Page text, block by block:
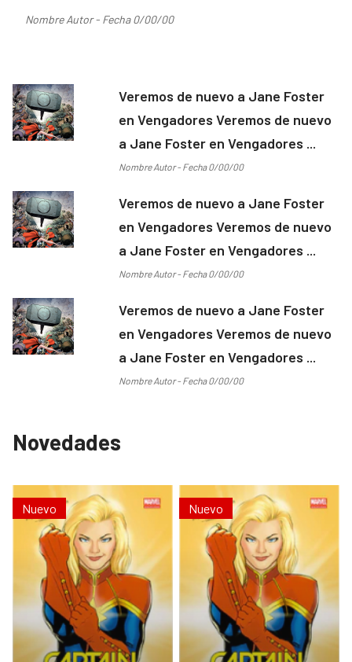
Nombre Autor - Fecha 0/00/00
Veremos de nuevo a Jane Foster
en Vengadores Veremos de nuevo
a Jane Foster en Vengadores ...
Nombre Autor - Fecha 0/00/00
Veremos de nuevo a Jane Foster
en Vengadores Veremos de nuevo
a Jane Foster en Vengadores ...
Nombre Autor - Fecha 0/00/00
Veremos de nuevo a Jane Foster
en Vengadores Veremos de nuevo
a Jane Foster en Vengadores ...
Nombre Autor - Fecha 0/00/00
Novedades
Nuevo Nuevo